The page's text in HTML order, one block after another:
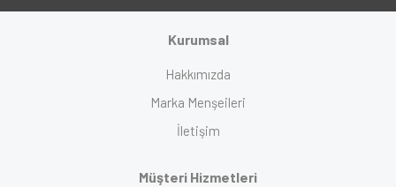
Kurumsal
Hakkımızda
Marka Menşeileri
İletişim
Müşteri Hizmetleri